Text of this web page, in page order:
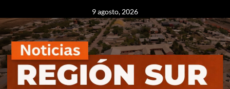
to
content
9 agosto, 2026